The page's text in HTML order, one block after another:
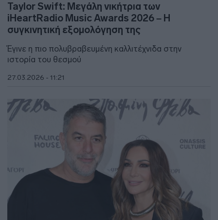
Taylor Swift: Μεγάλη νικήτρια των
iHeartRadio Music Awards 2026 – Η
συγκινητική εξομολόγηση της
Έγινε η πιο πολυβραβευμένη καλλιτέχνιδα στην
ιστορία του θεσμού
27.03.2026 - 11:21